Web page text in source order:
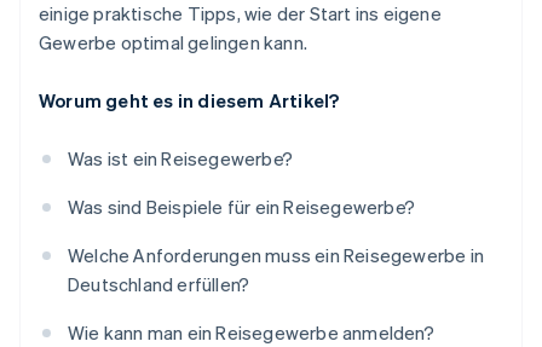
einige praktische Tipps, wie der Start ins eigene
Gewerbe optimal gelingen kann.
Worum geht es in diesem Artikel?
Was ist ein Reisegewerbe?
Was sind Beispiele für ein Reisegewerbe?
Welche Anforderungen muss ein Reisegewerbe in
Deutschland erfüllen?
Wie kann man ein Reisegewerbe anmelden?